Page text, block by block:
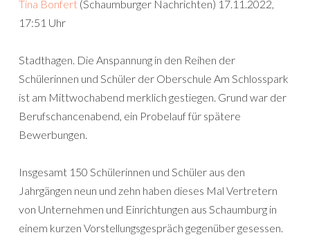
Tina Bonfert (Schaumburger Nachrichten) 17.11.2022,
17:51 Uhr
Stadthagen. Die Anspannung in den Reihen der
Schülerinnen und Schüler der Oberschule Am Schlosspark
ist am Mittwochabend merklich gestiegen. Grund war der
Berufschancenabend, ein Probelauf für spätere
Bewerbungen.
Insgesamt 150 Schülerinnen und Schüler aus den
Jahrgängen neun und zehn haben dieses Mal Vertretern
von Unternehmen und Einrichtungen aus Schaumburg in
einem kurzen Vorstellungsgespräch gegenüber gesessen.